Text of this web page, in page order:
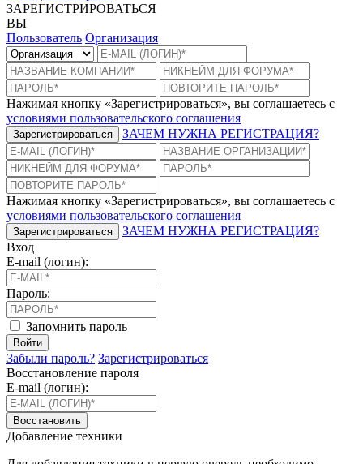
ЗАРЕГИСТРИРОВАТЬСЯ
ВЫ
Пользователь Организация
Нажимая кнопку «Зарегистрироваться», вы соглашаетесь с
условиями пользовательского соглашения
Зарегистрироваться ЗАЧЕМ НУЖНА РЕГИСТРАЦИЯ?
Нажимая кнопку «Зарегистрироваться», вы соглашаетесь с
условиями пользовательского соглашения
Зарегистрироваться
ЗАЧЕМ НУЖНА РЕГИСТРАЦИЯ?
Вход
E-mail (логин):
Пароль:
Запомнить пароль
Войти
Забыли пароль? Зарегистрироваться
Восстановление пароля
E-mail (логин):
Восстановить
Добавление техники